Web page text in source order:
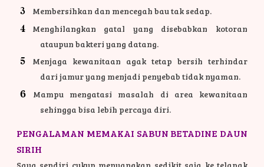
Membersihkan dan mencegah bau tak sedap.
Menghilangkan gatal yang disebabkan kotoran
ataupun bakteri yang datang.
Menjaga kewanitaan agak tetap bersih terhindar
dari jamur yang menjadi penyebab tidak nyaman.
Mampu mengatasi masalah di area kewanitaan
sehingga bisa lebih percaya diri.
PENGALAMAN MEMAKAI SABUN BETADINE DAUN
SIRIH
Saya sendiri cukup menuangkan sedikit saja ke telapak